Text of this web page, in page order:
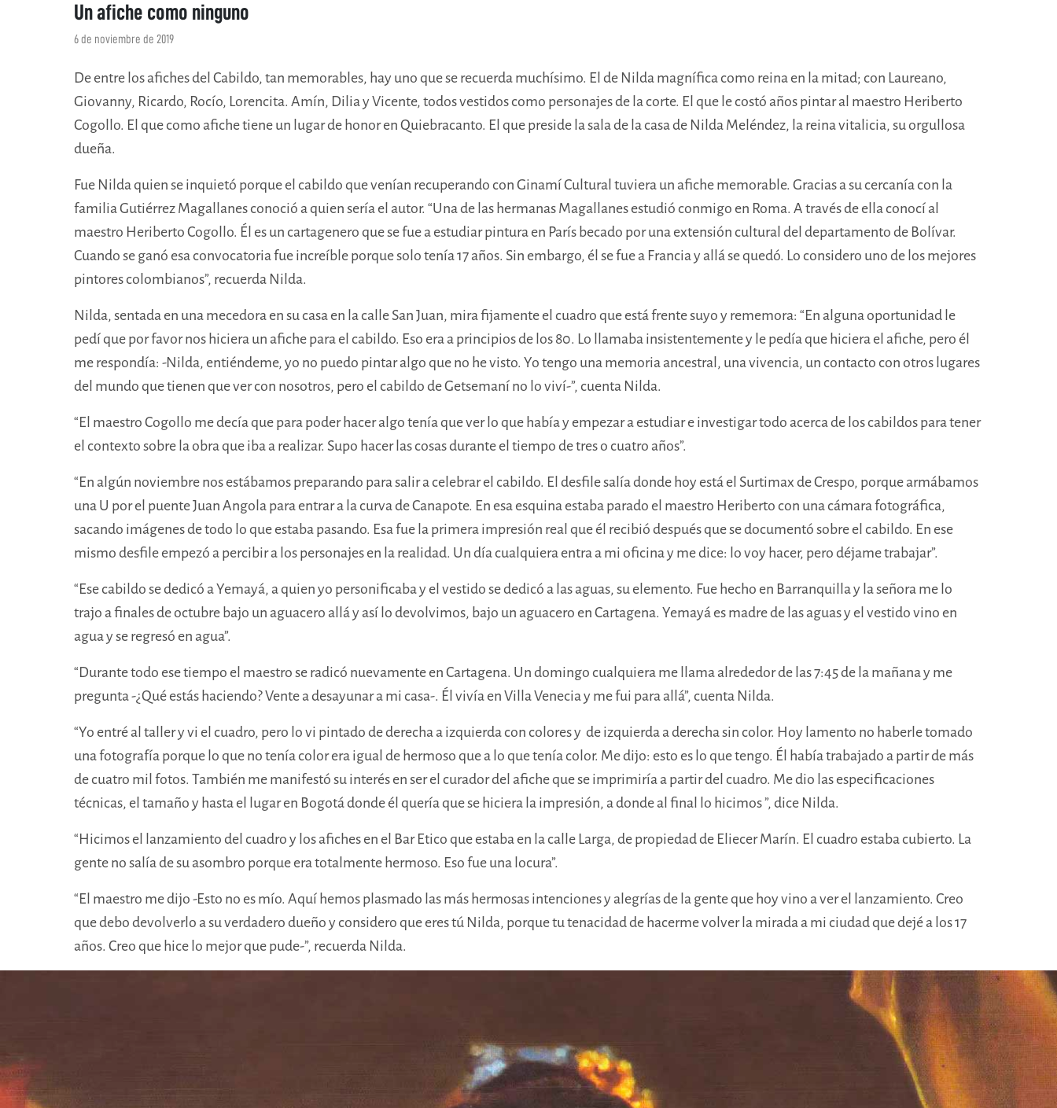
Un afiche como ninguno
6 de noviembre de 2019
De entre los afiches del Cabildo, tan memorables, hay uno que se recuerda muchísimo. El de Nilda magnífica como reina en la mitad; con Laureano,
Giovanny, Ricardo, Rocío, Lorencita. Amín, Dilia y Vicente, todos vestidos como personajes de la corte. El que le costó años pintar al maestro Heriberto
Cogollo. El que como afiche tiene un lugar de honor en Quiebracanto. El que preside la sala de la casa de Nilda Meléndez, la reina vitalicia, su orgullosa
dueña.
Fue Nilda quien se inquietó porque el cabildo que venían recuperando con Ginamí Cultural tuviera un afiche memorable. Gracias a su cercanía con la
familia Gutiérrez Magallanes conoció a quien sería el autor. “Una de las hermanas Magallanes estudió conmigo en Roma. A través de ella conocí al
maestro Heriberto Cogollo. Él es un cartagenero que se fue a estudiar pintura en París becado por una extensión cultural del departamento de Bolívar.
Cuando se ganó esa convocatoria fue increíbleporque solo tenía 17 años. Sin embargo, él se fue a Francia y allá se quedó. Lo considero uno de los mejores
pintores colombianos”, recuerda Nilda.
Nilda, sentada en una mecedora en su casa en la calle San Juan, mira fijamente el cuadro que está frente suyo y rememora: “En alguna oportunidad le
pedí que por favor nos hiciera un afiche para el cabildo. Eso era a principios de los 80. Lo llamaba insistentemente y le pedía que hiciera el afiche, pero él
me respondía: -Nilda, entiéndeme, yo no puedo pintar algo que no he visto. Yo tengo una memoria ancestral, una vivencia, un contacto con otros lugares
del mundo que tienen que ver con nosotros, pero el cabildo de Getsemaní no lo viví-”, cuenta Nilda.
“El maestro Cogollo me decía que para poder hacer algo tenía que ver lo que había y empezar a estudiar e investigar todo acerca de los cabildos para tener
el contexto sobre la obra que iba a realizar. Supo hacer las cosas durante el tiempo de tres o cuatro años”.
“En algún noviembre nos estábamos preparando para salir a celebrar el cabildo. El desfile salía donde hoy está el Surtimax de Crespo, porque armábamos
una U por el puente Juan Angola para entrar a la curva de Canapote. En esa esquina estaba parado el maestro Heribertocon una cámara fotográfica,
sacando imágenes de todo lo que estaba pasando. Esa fue la primera impresión real que él recibió después que se documentó sobre el cabildo. En ese
mismo desfile empezó a percibir a lospersonajes en la realidad. Un día cualquiera entra a mi oficina y me dice: lo voy hacer, pero déjame trabajar”.
“Ese cabildo se dedicó a Yemayá, a quien yo personificaba y el vestido se dedicó a las aguas, su elemento. Fue hecho en Barranquilla y la señora me lo
trajo a finales de octubre bajo un aguacero allá y así lo devolvimos, bajo un aguacero en Cartagena. Yemayá es madre de las aguas y el vestido vino en
agua y se regresó en agua”.
“Durante todo ese tiempo el maestro se radicó nuevamente en Cartagena. Un domingo cualquiera me llama alrededor de las 7:45 de la mañana y me
pregunta -¿Qué estás haciendo? Vente a desayunar a mi casa-. Él vivía en Villa Venecia y me fui para allá”, cuenta Nilda.
“Yo entré al taller y vi el cuadro, pero lo vi pintado de derecha a izquierda con colores y de izquierda a derecha sin color. Hoy lamento no haberle tomado
una fotografía porque lo que no tenía color era igual de hermoso que a lo que tenía color. Me dijo: esto es lo que tengo. Él había trabajado a partir de más
de cuatro mil fotos.También me manifestó su interés en ser el curador del afiche que se imprimiría a partir del cuadro. Me dio las especificaciones
técnicas, el tamaño y hasta el lugar en Bogotá donde él quería que se hiciera la impresión, a donde al final lo hicimos”, dice Nilda.
“Hicimos el lanzamiento del cuadro y los afiches en el Bar Etico que estaba en la calle Larga, de propiedad de Eliecer Marín. El cuadro estaba cubierto. La
gente no salía de su asombro porque era totalmente hermoso. Eso fue una locura”.
“El maestro me dijo -Esto no es mío. Aquí hemos plasmado las más hermosas intenciones y alegrías de la gente que hoy vino a ver el lanzamiento. Creo
que debo devolverlo a su verdadero dueño y considero que eres tú Nilda, porque tu tenacidad de hacerme volver la mirada a mi ciudad que dejé a los 17
años. Creo que hice lo mejor que pude-”, recuerda Nilda.